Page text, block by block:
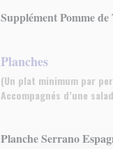
Supplément Pomme
Planches
(Un plat minimum par
Accompagnés d’une
Planche Serrano